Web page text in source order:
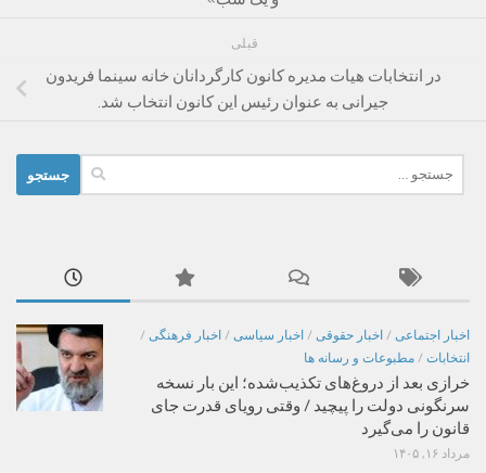
قبلی
در انتخابات هیات مدیره کانون کارگردانان خانه سینما فریدون
جیرانی به عنوان رئیس این کانون انتخاب شد.
برای:
اخبار اجتماعی / اخبار حقوقی / اخبار سیاسی / اخبار فرهنگی /
انتخابات / مطبوعات و رسانه ها
خرازی بعد از دروغ‌های تکذیب‌شده؛ این بار نسخه
سرنگونی دولت را پیچید / وقتی رویای قدرت جای
قانون را می‌گیرد
مرداد ۱۶, ۱۴۰۵